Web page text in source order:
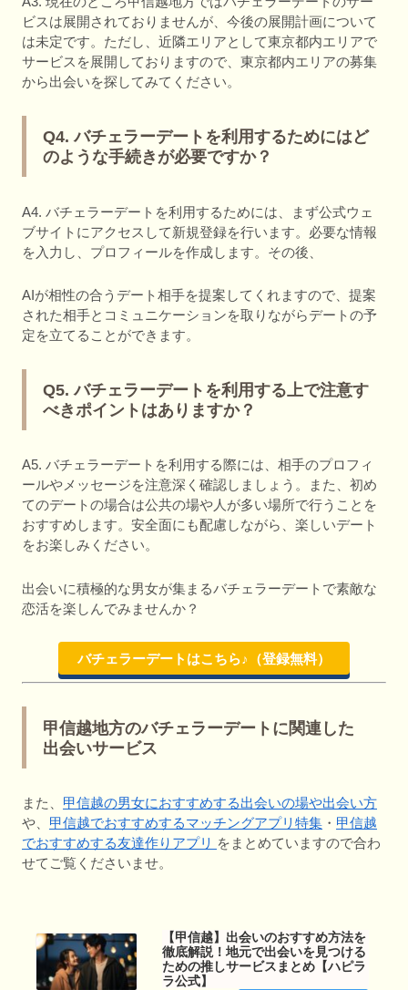
ビスは展開されておりませんが、今後の展開計画について
は未定です。ただし、近隣エリアとして東京都内エリアで
サービスを展開しておりますので、東京都内エリアの募集
から出会いを探してみてください。
Q4. バチェラーデートを利用するためにはど
のような手続きが必要ですか？
A4. バチェラーデートを利用するためには、まず公式ウェ
ブサイトにアクセスして新規登録を行います。必要な情報
を入力し、プロフィールを作成します。その後、
AIが相性の合うデート相手を提案してくれますので、提案
された相手とコミュニケーションを取りながらデートの予
定を立てることができます。
Q5. バチェラーデートを利用する上で注意す
べきポイントはありますか？
A5. バチェラーデートを利用する際には、相手のプロフィ
ールやメッセージを注意深く確認しましょう。また、初め
てのデートの場合は公共の場や人が多い場所で行うことを
おすすめします。安全面にも配慮しながら、楽しいデート
をお楽しみください。
出会いに積極的な男女が集まるバチェラーデートで素敵な
恋活を楽しんでみませんか？
バチェラーデートはこちら♪（登録無料）
甲信越地方のバチェラーデートに関連した
出会いサービス
また、 甲信越の男女におすすめする出会いの場や出会い方
や、 甲信越でおすすめするマッチングアプリ特集 ・ 甲信越
でおすすめする友達作りアプリ をまとめていますので合わ
せてご覧くださいませ。
【甲信越】出会いのおすすめ方法を
徹底解説！地元で出会いを見つける
ための推しサービスまとめ【ハピラ
ラ公式】